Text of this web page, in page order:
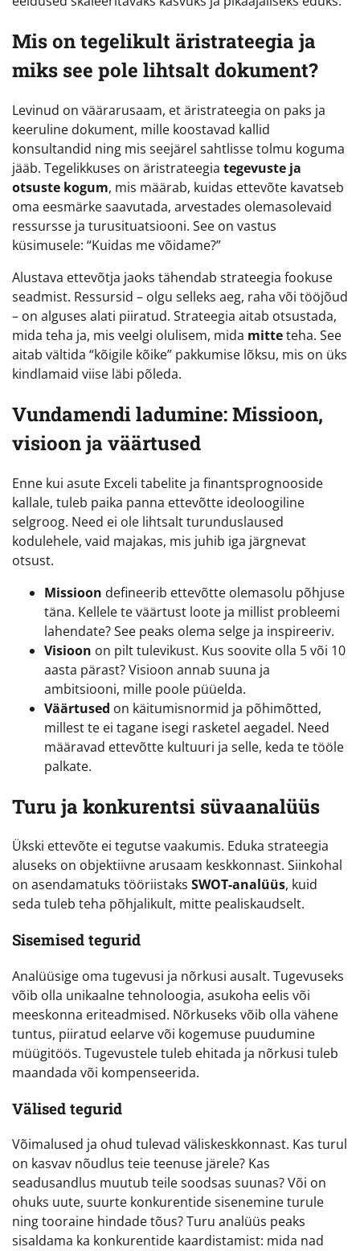
Mis on tegelikult äristrateegia ja
miks see pole lihtsalt dokument?
Levinud on väärarusaam, et äristrateegia on paks ja
keeruline dokument, mille koostavad kallid
konsultandid ning mis seejärel sahtlisse tolmu koguma
jääb. Tegelikkuses on äristrateegia tegevuste ja
otsuste kogum, mis määrab, kuidas ettevõte kavatseb
oma eesmärke saavutada, arvestades olemasolevaid
ressursse ja turusituatsiooni. See on vastus
küsimusele: “Kuidas me võidame?”
Alustava ettevõtja jaoks tähendab strateegia fookuse
seadmist. Ressursid – olgu selleks aeg, raha või tööjõud
– on alguses alati piiratud. Strateegia aitab otsustada,
mida teha ja, mis veelgi olulisem, mida mitteteha. See
aitab vältida “kõigile kõike” pakkumise lõksu, mis on üks
kindlamaid viise läbi põleda.
Vundamendi ladumine: Missioon,
visioon ja väärtused
Enne kui asute Exceli tabelite ja finantsprognooside
kallale, tuleb paika panna ettevõtte ideoloogiline
selgroog. Need ei ole lihtsalt turunduslaused
kodulehele, vaid majakas, mis juhib iga järgnevat
otsust.
Missioon defineerib ettevõtte olemasolu põhjuse
täna. Kellele te väärtust loote ja millist probleemi
lahendate? See peaks olema selge ja inspireeriv.
Visioon on pilt tulevikust. Kus soovite olla 5 või 10
aasta pärast? Visioon annab suuna ja
ambitsiooni, mille poole püüelda.
Väärtused on käitumisnormid ja põhimõtted,
millest te ei tagane isegi rasketel aegadel. Need
määravad ettevõtte kultuuri ja selle, keda te tööle
palkate.
Turu ja konkurentsi süvaanalüüs
Ükski ettevõte ei tegutse vaakumis. Eduka strateegia
aluseks on objektiivne arusaam keskkonnast. Siinkohal
on asendamatuks tööriistaks SWOT-analüüs, kuid
seda tuleb teha põhjalikult, mitte pealiskaudselt.
Sisemised tegurid
Analüüsige oma tugevusi ja nõrkusi ausalt. Tugevuseks
võib olla unikaalne tehnoloogia, asukoha eelis või
meeskonna eriteadmised. Nõrkuseks võib olla vähene
tuntus, piiratud eelarve või kogemuse puudumine
müügitöös. Tugevustele tuleb ehitada ja nõrkusi tuleb
maandada või kompenseerida.
Välised tegurid
Võimalused ja ohud tulevad väliskeskkonnast. Kas turul
on kasvav nõudlus teie teenuse järele? Kas
seadusandlus muutub teile soodsas suunas? Või on
ohuks uute, suurte konkurentide sisenemine turule
ning tooraine hindade tõus? Turu analüüs peaks
sisaldama ka konkurentide kaardistamist: mida nad